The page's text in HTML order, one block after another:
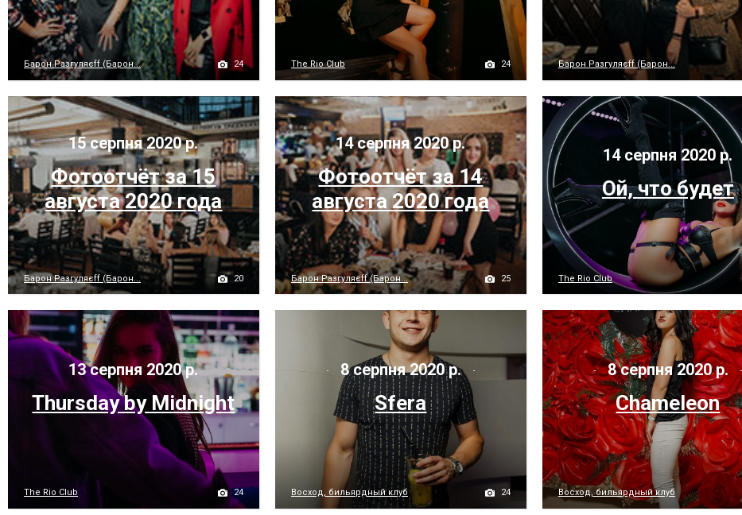
Барон Разгуляєff (Барон... 24 The Rio Club 24 Барон Разгуляєff (Барон...
15 серпня 2020 р.
Фотоотчёт за 15
августа 2020 года
Барон Разгуляєff (Барон... 20
14 серпня 2020 р.
Фотоотчёт за 14
августа 2020 года
Барон Разгуляєff (Барон... 25
14 серпня 2020 р.
Ой, что будет
The Rio Club
13 серпня 2020 р.
Thursday by Midnight
The Rio Club 24
8 серпня 2020 р.
Sfera
Восход, бильярдный клуб 24
8 серпня 2020 р.
Chameleon
Восход, бильярдный клуб